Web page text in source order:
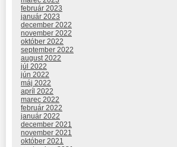
február 2023
január 2023
december 2022
november 2022
október 2022
september 2022
august 2022
júl 2022
jún 2022
máj 2022
apríl 2022
marec 2022
február 2022
január 2022
december 2021
november 2021
október 2021